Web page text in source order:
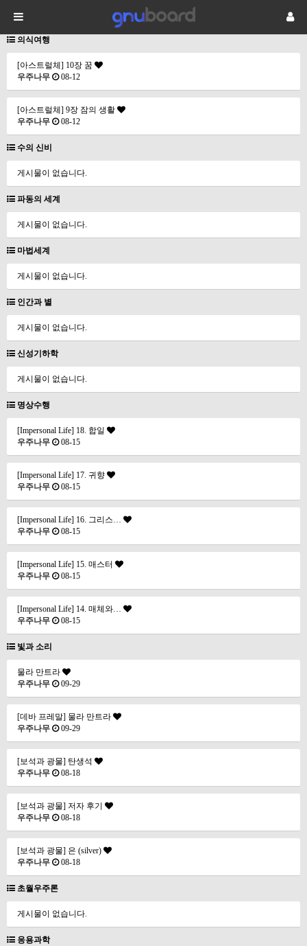
의식여행
[아스트럴체] 10장 꿈
우주나무
08-12
[아스트럴체] 9장 잠의 생활
우주나무
08-12
수의 신비
게시물이 없습니다.
파동의 세계
게시물이 없습니다.
마법세계
게시물이 없습니다.
인간과 별
게시물이 없습니다.
신성기하학
게시물이 없습니다.
명상수행
[Impersonal Life] 18. 합일
우주나무
08-15
[Impersonal Life] 17. 귀향
우주나무
08-15
[Impersonal Life] 16. 그리스…
우주나무
08-15
[Impersonal Life] 15. 매스터
우주나무
08-15
[Impersonal Life] 14. 매체와…
우주나무
08-15
빛과 소리
물라 만트라
우주나무
09-29
[데바 프레말] 물라 만트라
우주나무
09-29
[보석과 광물] 탄생석
우주나무
08-18
[보석과 광물] 저자 후기
우주나무
08-18
[보석과 광물] 은 (silver)
우주나무
08-18
초월우주론
게시물이 없습니다.
응용과학